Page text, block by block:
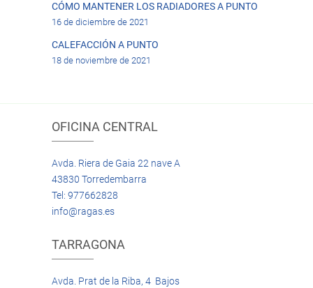
CÓMO MANTENER LOS RADIADORES A PUNTO
16 de diciembre de 2021
CALEFACCIÓN A PUNTO
18 de noviembre de 2021
OFICINA CENTRAL
Avda. Riera de Gaia 22 nave A
43830 Torredembarra
Tel: 977662828
info@ragas.es
TARRAGONA
Avda. Prat de la Riba, 4 Bajos